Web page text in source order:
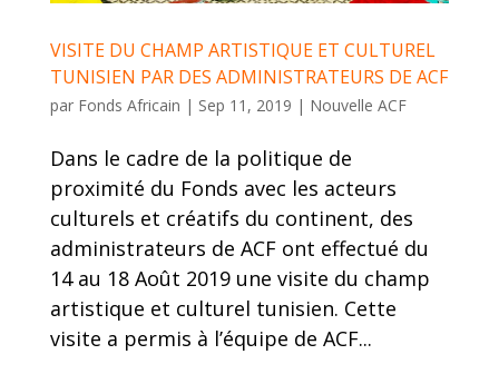
VISITE DU CHAMP ARTISTIQUE ET CULTUREL
TUNISIEN PAR DES ADMINISTRATEURS DE ACF
par Fonds Africain | Sep 11, 2019 | Nouvelle ACF
Dans le cadre de la politique de
proximité du Fonds avec les acteurs
culturels et créatifs du continent, des
administrateurs de ACF ont effectué du
14 au 18 Août 2019 une visite du champ
artistique et culturel tunisien. Cette
visite a permis à l’équipe de ACF...